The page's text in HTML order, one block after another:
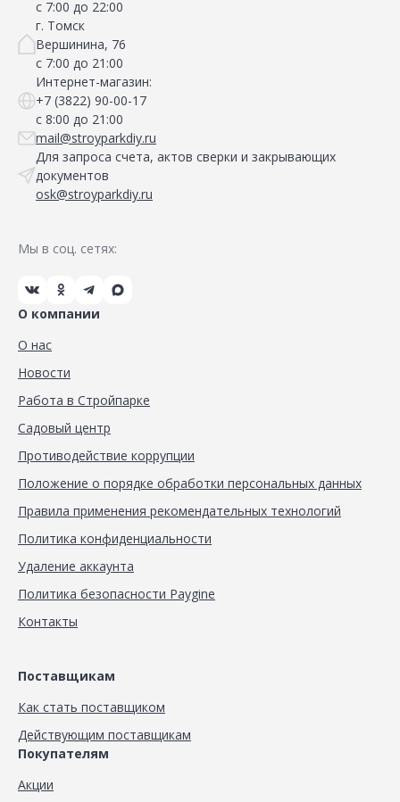
с 7:00 до 22:00
г. Томск
Вершинина, 76
с 7:00 до 21:00
Интернет-магазин:
+7 (3822) 90-00-17
с 8:00 до 21:00
mail@stroyparkdiy.ru
Для запроса счета, актов сверки и закрывающих
документов
osk@stroyparkdiy.ru
Мы в соц. сетях:
О компании
О нас
Новости
Работа в Стройпарке
Садовый центр
Противодействие коррупции
Положение о порядке обработки персональных данных
Правила применения рекомендательных технологий
Политика конфиденциальности
Удаление аккаунта
Политика безопасности Paygine
Контакты
Поставщикам
Как стать поставщиком
Действующим поставщикам
Покупателям
Акции